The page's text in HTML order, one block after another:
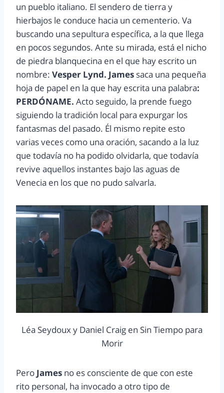
un pueblo italiano. El sendero de tierra y
hierbajos le conduce hacia un cementerio. Va
buscando una sepultura específica, a la que llega
en pocos segundos. Ante su mirada, está el nicho
de piedra blanquecina en el que hay escrito un
nombre: Vesper Lynd. James saca una pequeña
hoja de papel en la que hay escrita una palabra:
PERDÓNAME. Acto seguido, la prende fuego
siguiendo la tradición local para expurgar los
fantasmas del pasado. Él mismo repite esto
varias veces como una oración, sacando a la luz
que todavía no ha podido olvidarla, que todavía
revive aquellos instantes bajo las aguas de
Venecia en los que no pudo salvarla.
Léa Seydoux y Daniel Craig en Sin Tiempo para
Morir
Pero James no es consciente de que con este
rito personal, ha invocado a otro tipo de